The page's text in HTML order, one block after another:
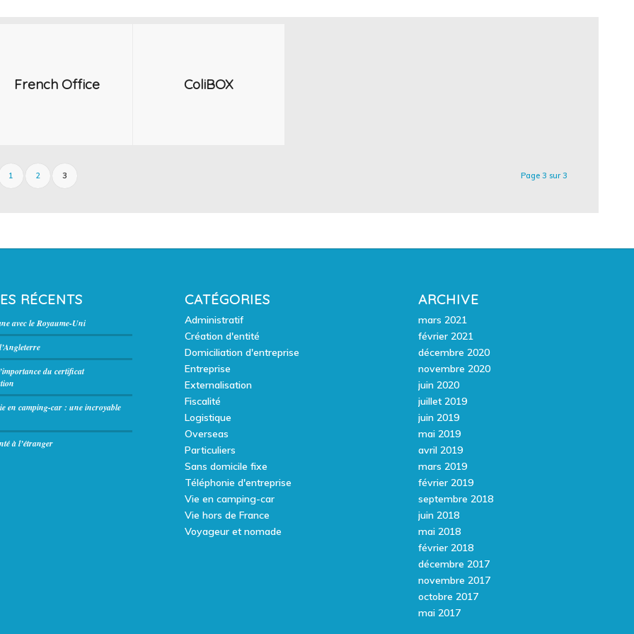
French Office ColiBOX
Page 3 sur 3
1 2 3
RÉCENTS
avec le Royaume-Uni
du certificat
en camping-car : une incroyable
à l’étranger
CATÉGORIES
Administratif
Création d'entité
Domiciliation d'entreprise
Entreprise
Externalisation
Fiscalité
Logistique
Overseas
Particuliers
Sans domicile fixe
Téléphonie d'entreprise
Vie en camping-car
Vie hors de France
Voyageur et nomade
ARCHIVE
mars 2021
février 2021
décembre 2020
novembre 2020
juin 2020
juillet 2019
juin 2019
mai 2019
avril 2019
mars 2019
février 2019
septembre 2018
juin 2018
mai 2018
février 2018
décembre 2017
novembre 2017
octobre 2017
mai 2017